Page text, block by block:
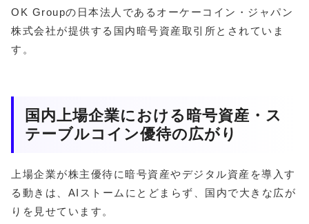
OK Groupの日本法人であるオーケーコイン・ジャパン
株式会社が提供する国内暗号資産取引所とされていま
す。
国内上場企業における暗号資産・ス
テーブルコイン優待の広がり
上場企業が株主優待に暗号資産やデジタル資産を導入す
る動きは、AIストームにとどまらず、国内で大きな広が
りを見せています。